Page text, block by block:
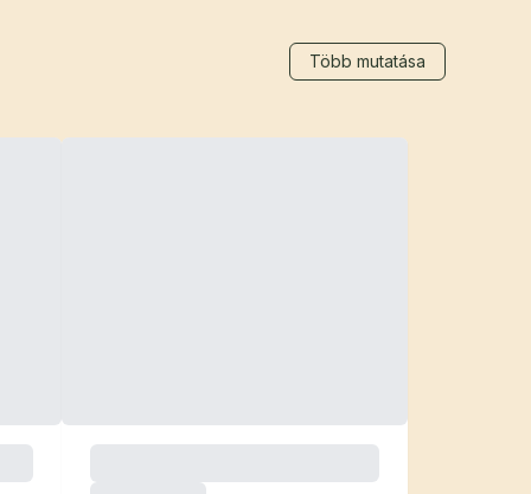
Több mutatása